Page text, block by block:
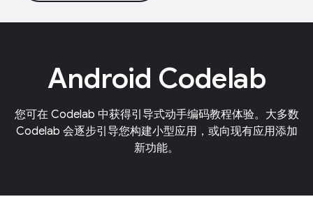
Android Codelab
您可在 Codelab 中获得引导式动手编码教程体验。大多数
Codelab 会逐步引导您构建小型应用，或向现有应用添加
新功能。